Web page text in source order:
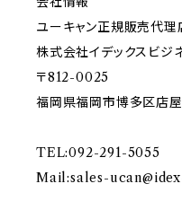
ユーキャン正規販売代理
株式会社イデックスビジ
〒812-0025
福岡県福岡市博多区店
TEL:092-291-5055
Mail:sales-